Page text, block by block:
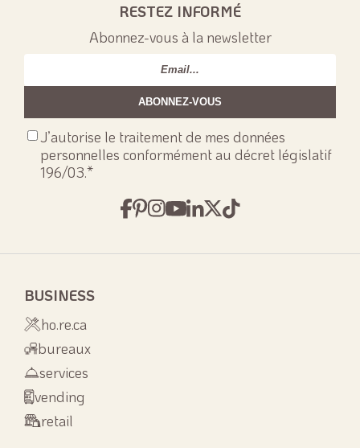
RESTEZ INFORMÉ
Abonnez-vous à la newsletter
Consenso
privacy*
J’autorise le traitement de mes données
personnelles conformément au décret législatif
196/03.*
BUSINESS
ho.re.ca
bureaux
services
vending
retail